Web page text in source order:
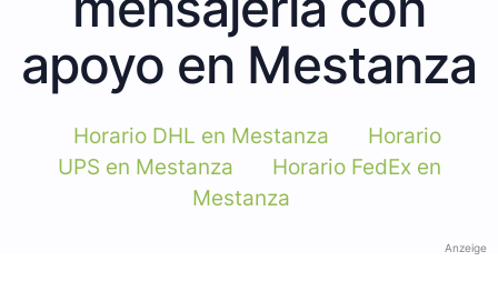
apoyo en Mestanza
Horario DHL en Mestanza
Horario
UPS en Mestanza
Horario FedEx en
Mestanza
Anzeige